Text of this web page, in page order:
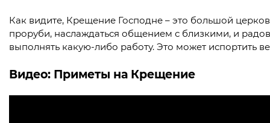
Как видите, Крещение Господне – это большой
проруби, наслаждаться общением с близкими, и
выполнять какую-либо работу. Это может испортить
Видео: Приметы на Крещение